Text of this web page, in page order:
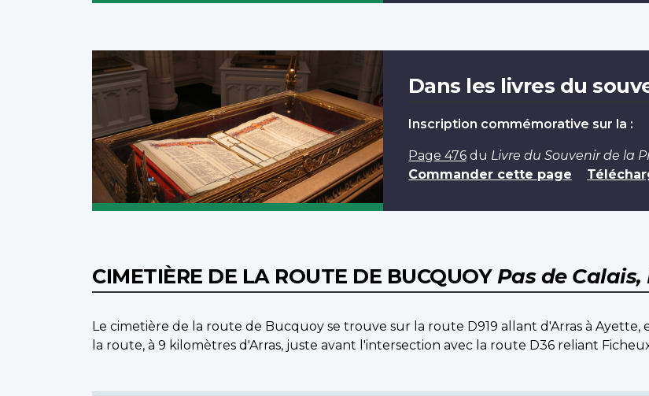
Dans les livres du
Inscription commémorative sur la :
Page 476du Livre du Souvenir de la
Commander cette page
CIMETIÈRE DE LA ROUTE DE BUCQUOY Pas de Calais,
Le cimetière de la route de Bucquoy se trouve sur la route D919 allant d'Arras à
la route, à 9 kilomètres d'Arras, juste avant l'intersection avec la route D36 reliant